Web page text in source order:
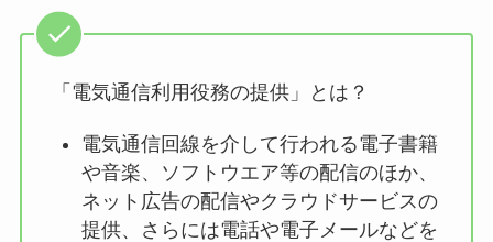
「電気通信利用役務の提供」とは？
電気通信回線を介して行われる電子書籍
や音楽、ソフトウエア等の配信のほか、
ネット広告の配信やクラウドサービスの
提供、さらには電話や電子メールなどを